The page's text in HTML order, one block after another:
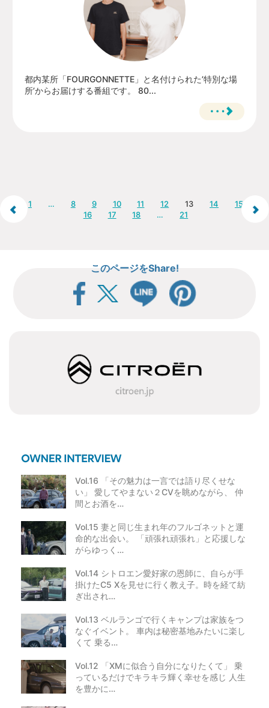
都内某所「FOURGONNETTE」と名付けられた’特別な場
所’からお届けする番組です。 80...
1 … 8 9 10 11 12 13 14
15
16
17 18 … 21
このページをShare!
Vol.16 「その魅力は一言では語り尽くせな
い」 愛してやまない２CVを眺めながら、 仲
間とお酒を…
Vol.15 妻と同じ生まれ年のフルゴネットと運
命的な出会い。 「頑張れ頑張れ」と応援しな
がらゆっく…
Vol.14 シトロエン愛好家の恩師に、自らが手
掛けたC5 Xを見せに行く教え子。時を経て紡
ぎ出され…
Vol.13 ベルランゴで行くキャンプは家族をつ
なぐイベント。 車内は秘密基地みたいに楽し
くて 乗る…
Vol.12 「XMに似合う自分になりたくて」 乗
っているだけでキラキラ輝く幸せを感じ 人生
を豊かに…